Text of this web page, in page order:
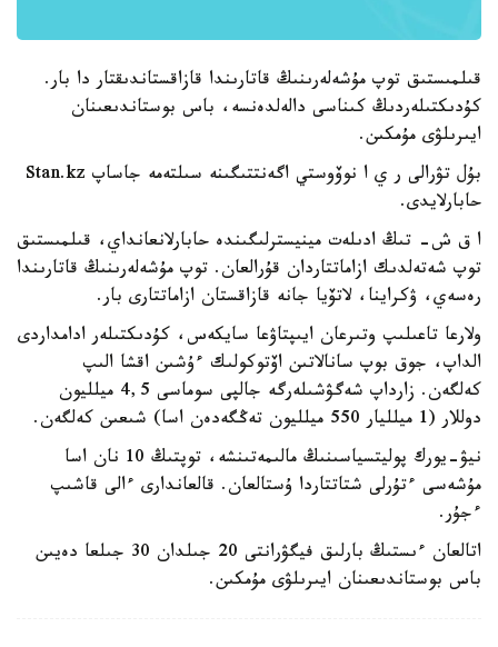
قىلمىستىق توپ مۇشەلەرىنىڭ قاتارىندا قازاقستاندىقتار دا بار.
كۇدىكتىلەردىڭ كىناسى دالەلدەنسە، باس بوستاندىعىنان
ايىرىلۋى مۇمكىن.
بۇل تۋرالى ر ي ا نوۆوستي اگەنتتىگىنە سىلتەمە جاساپ Stan.kz
حابارلايدى.
ا ق ش- تىڭ ادىلەت مينيسترلىگىندە حابارلانعانداي، قىلمىستىق
توپ شەتەلدىك ازاماتتاردان قۇرالعان. توپ مۇشەلەرىنىڭ قاتارىندا
رەسەي، ۋكراينا، لاتۆيا جانە قازاقستان ازاماتتارى بار.
ولارعا تاعىلىپ وتىرعان ايىپتاۋعا سايكەس، كۇدىكتىلەر ادامداردى
الداپ، جوق بوپ سانالاتىن اۆتوكولىك ءۇشىن اقشا الىپ
كەلگەن. زارداپ شەگۋشىلەرگە جالپى سوماسى 4,5 ميلليون
دوللار (1 ميلليار 550 ميلليون تەڭگەدەن اسا) شىعىن كەلگەن.
نيۋ-يورك پوليتسياسىنىڭ مالىمەتىنشە، توپتىڭ 10 نان اسا
مۇشەسى ءتۇرلى شتاتتاردا ۇستالعان. قالعاندارى ءالى قاشىپ
ءجۇر.
اتالعان ءىستىڭ بارلىق فيگۋرانتى 20 جىلدان 30 جىلعا دەيىن
باس بوستاندىعىنان ايىرىلۋى مۇمكىن.